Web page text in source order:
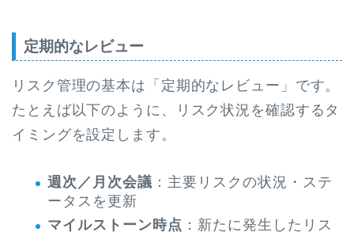
定期的なレビュー
リスク管理の基本は「定期的なレビュー」です。
たとえば以下のように、リスク状況を確認するタ
イミングを設定します。
週次／月次会議 ：主要リスクの状況・ステ
ータスを更新
マイルストーン時点 ：新たに発生したリス